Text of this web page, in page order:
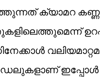
ക്യാമറ